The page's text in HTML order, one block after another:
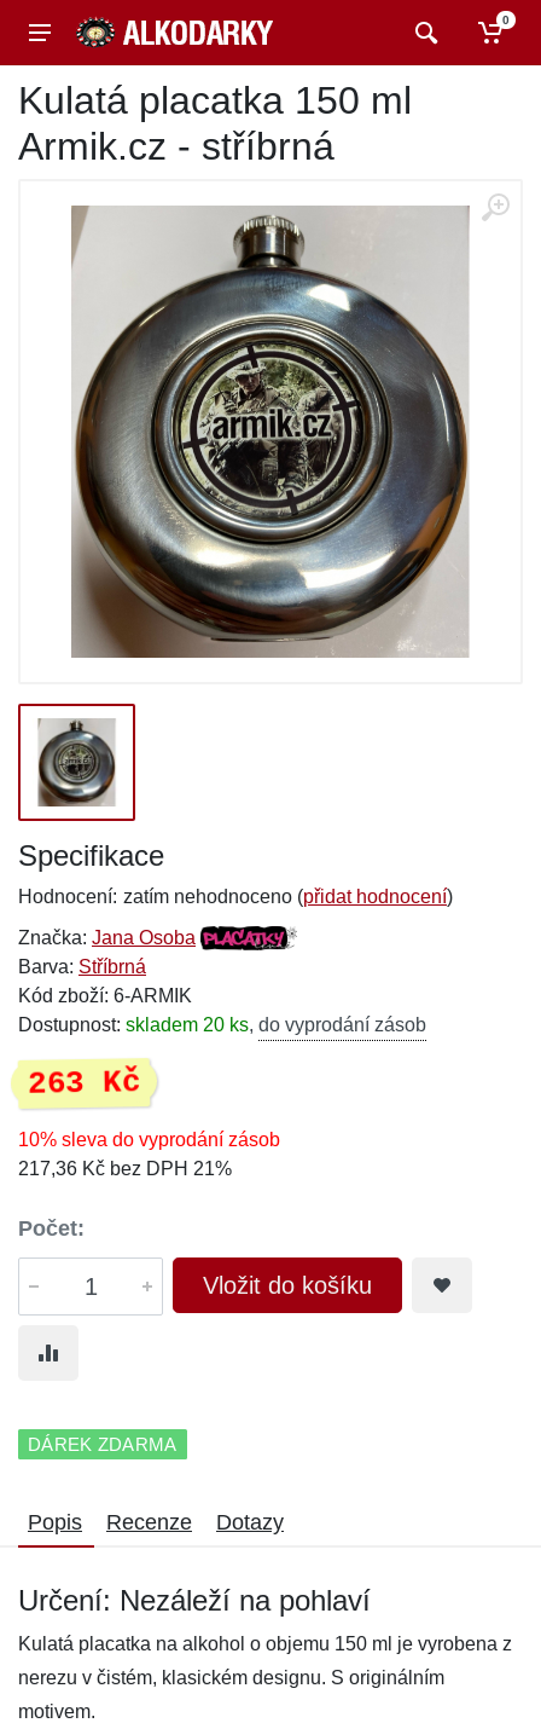
0
Kulatá placatka 150 ml
Armik.cz - stříbrná
Specifikace
Hodnocení: zatím nehodnoceno (přidat hodnocení)
Značka: Jana Osoba
Barva: Stříbrná
Kód zboží: 6-ARMIK
Dostupnost: skladem 20 ks, do vyprodání zásob
263 Kč
10% sleva do vyprodání zásob
217,36 Kč bez DPH 21%
Počet:
Vložit do košíku
DÁREK ZDARMA
Popis Recenze Dotazy
Určení: Nezáleží na pohlaví
Kulatá placatka na alkohol o objemu 150 ml je vyrobena z
nerezu v čistém, klasickém designu. S originálním
motivem.